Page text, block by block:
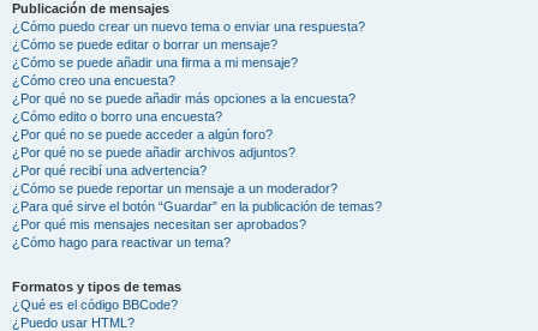
Publicación de mensajes
¿Cómo puedo crear un nuevo tema o enviar una respuesta?
¿Cómo se puede editar o borrar un mensaje?
¿Cómo se puede añadir una firma a mi mensaje?
¿Cómo creo una encuesta?
¿Por qué no se puede añadir más opciones a la encuesta?
¿Cómo edito o borro una encuesta?
¿Por qué no se puede acceder a algún foro?
¿Por qué no se puede añadir archivos adjuntos?
¿Por qué recibí una advertencia?
¿Cómo se puede reportar un mensaje a un moderador?
¿Para qué sirve el botón “Guardar” en la publicación de temas?
¿Por qué mis mensajes necesitan ser aprobados?
¿Cómo hago para reactivar un tema?
Formatos y tipos de temas
¿Qué es el código BBCode?
¿Puedo usar HTML?